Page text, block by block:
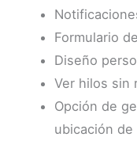
Formulario
Diseño
Ver hilos sin
Opción de
ubicación